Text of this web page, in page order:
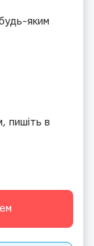
яким
пишіть в